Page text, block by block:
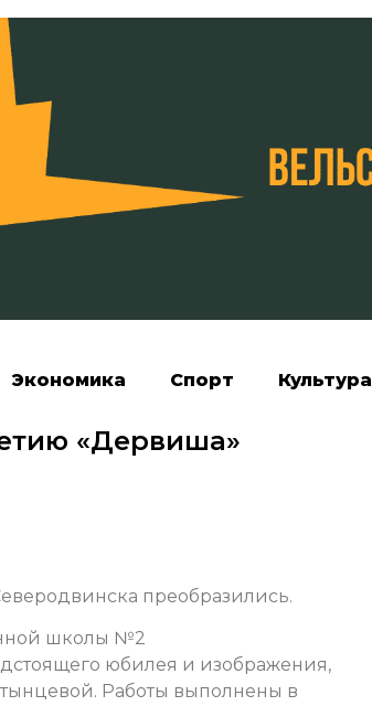
Экономика Спорт Культура
«Дервиша»
преобразились.
школы №2
юбилея и изображения,
Работы выполнены в